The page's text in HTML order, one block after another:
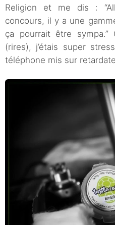
Religion et me dis :
concours, il y a une
ça pourrait être sympa.”
(rires), j’étais super
téléphone mis sur